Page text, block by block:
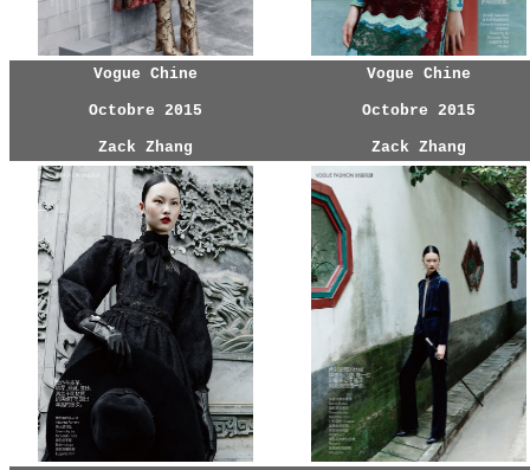
Vogue Chine
Octobre 2015
Zack Zhang
Vogue Chine
Octobre 2015
Zack Zhang